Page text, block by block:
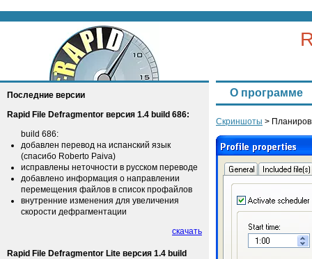
О программе
Последние версии
Rapid File Defragmentor версия 1.4 build 686:
build 686:
добавлен перевод на испанский язык
(спасибо Roberto Paiva)
исправлены неточности в русском переводе
добавлено информация о направлении
перемещения файлов в список профайлов
внутренние изменения для увеличения
скорости дефрагментации
скачать
Rapid File Defragmentor Lite версия 1.4 build
Скриншоты >